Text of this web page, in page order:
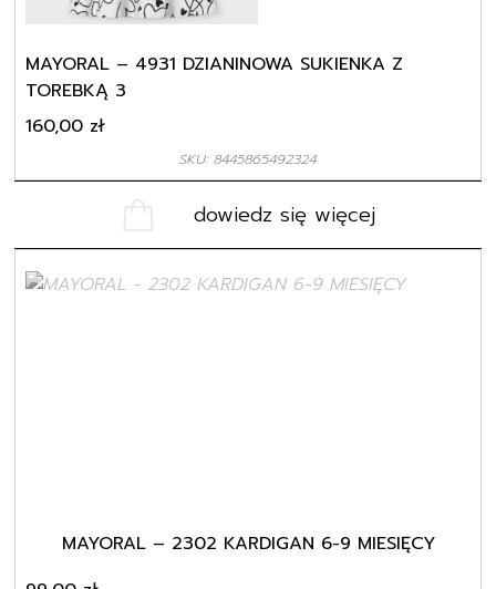
MAYORAL – 4931 DZIANINOWA SUKIENKA Z
TOREBKĄ 3
SKU: 8445865492324
160,00 zł
dowiedz się więcej
MAYORAL – 2302 KARDIGAN 6-9 MIESIĘCY